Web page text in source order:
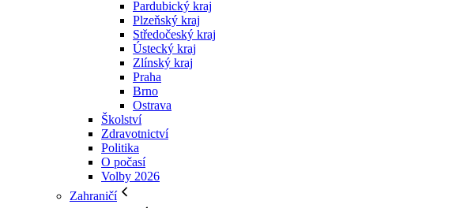
Pardubický kraj
Plzeňský kraj
Středočeský kraj
Ústecký kraj
Zlínský kraj
Praha
Brno
Ostrava
Školství
Zdravotnictví
Politika
O počasí
Volby 2026
Zahraničí